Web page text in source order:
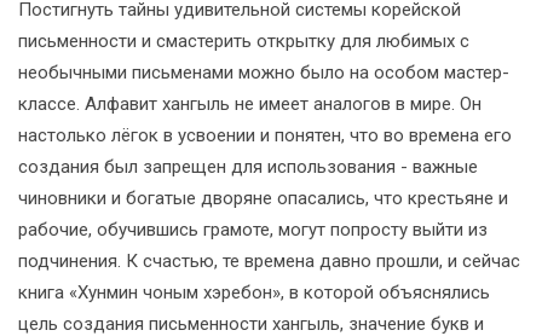
Постигнуть тайны удивительной системы корейской
письменности и смастерить открытку для любимых с
необычными письменами можно было на особом мастер-
классе. Алфавит хангыль не имеет аналогов в мире. Он
настолько лёгок в усвоении и понятен, что во времена его
создания был запрещен для использования - важные
чиновники и богатые дворяне опасались, что крестьяне и
рабочие, обучившись грамоте, могут попросту выйти из
подчинения. К счастью, те времена давно прошли, и сейчас
книга «Хунмин чоным хэребон», в которой объяснялись
цель создания письменности хангыль, значение букв и